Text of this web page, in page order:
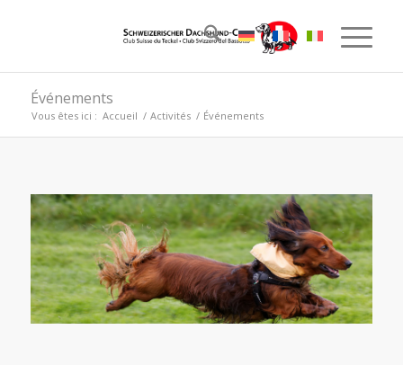
Événements
Vous êtes ici : Accueil / Activités / Événements